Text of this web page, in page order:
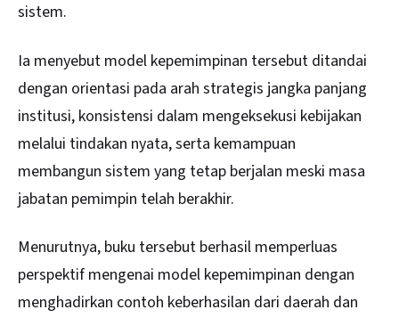
sistem.
Ia menyebut model kepemimpinan tersebut ditandai
dengan orientasi pada arah strategis jangka panjang
institusi, konsistensi dalam mengeksekusi kebijakan
melalui tindakan nyata, serta kemampuan
membangun sistem yang tetap berjalan meski masa
jabatan pemimpin telah berakhir.
Menurutnya, buku tersebut berhasil memperluas
perspektif mengenai model kepemimpinan dengan
menghadirkan contoh keberhasilan dari daerah dan